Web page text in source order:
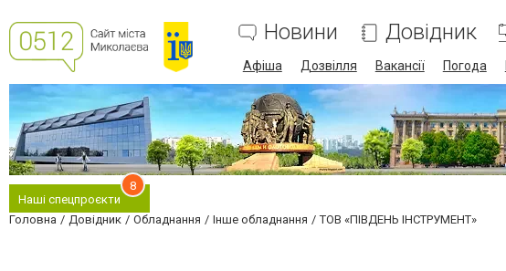
Новини Довідник
Афіша Дозвілля Вакансії Погода
Наші спецпроєкти
8
Головна Довідник Обладнання Інше обладнання ТОВ «ПІВДЕНЬ ІНСТРУМЕНТ»